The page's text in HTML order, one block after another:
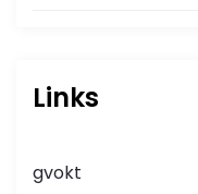
Links
gvokt